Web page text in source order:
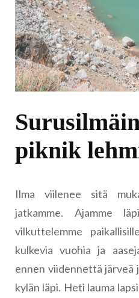
piknik
Ilma viilenee sitä
jatkamme. Ajamme
vilkuttelemme
kulkevia vuohia ja
ennen viidennettä järveä
kylän läpi. Heti lauma